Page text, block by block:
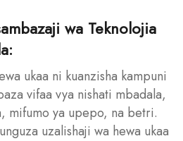
wa Teknolojia
ukaa ni kuanzisha kampuni
vifaa vya nishati mbadala,
mifumo ya upepo, na betri.
uzalishaji wa hewa ukaa